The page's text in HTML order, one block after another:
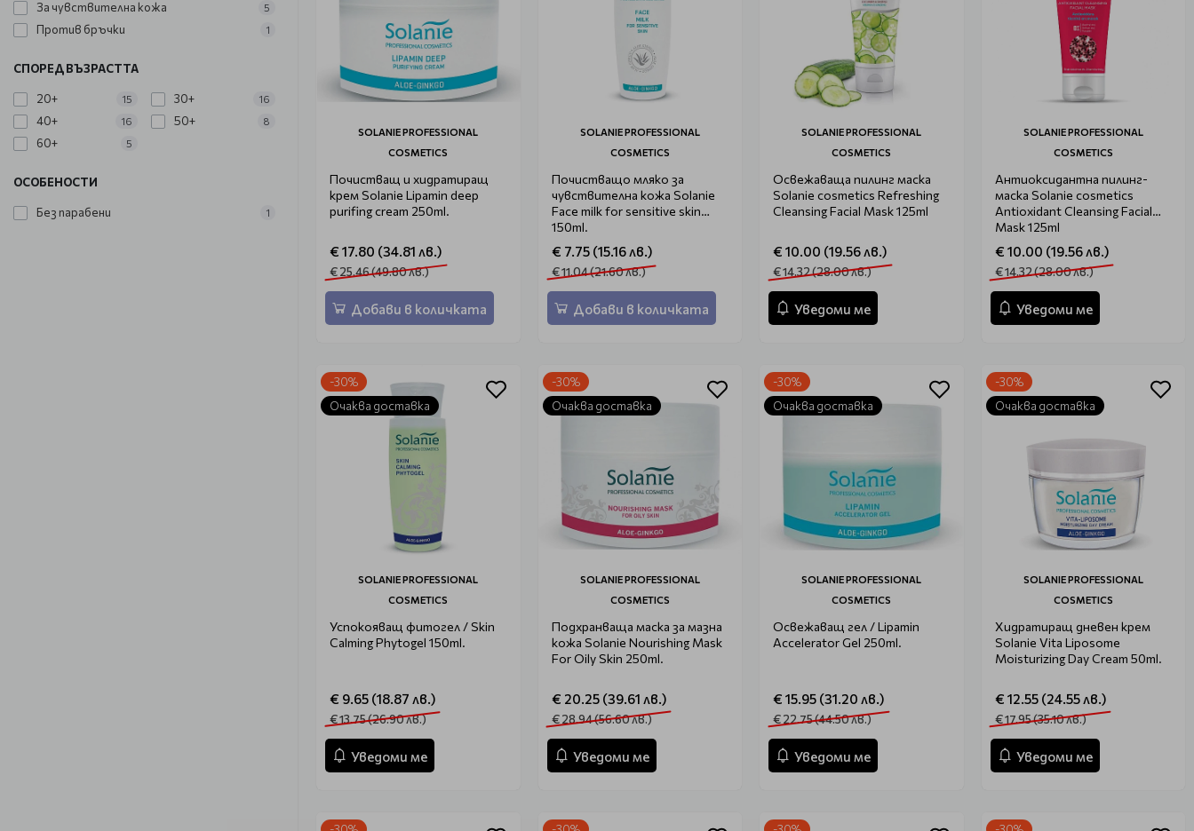
За чувствителна кожа 5
Против бръчки 1
СПОРЕД ВЪЗРАСТТА
20+ 15 30+ 16
40+ 16 50+ 8
60+ 5
ОСОБЕНОСТИ
Без парабени 1
SOLANIE PROFESSIONAL
COSMETICS
Почистващ и хидратиращ
крем Solanie Lipamin deep
purifing cream 250ml.
€ 17.80 (34.81 лв.)
€ 25.46 (49.80 лв.)
Добави в количката
SOLANIE PROFESSIONAL
COSMETICS
Почистващо мляко за
чувствителна кожа Solanie
Face milk for sensitive skin
150ml.
€ 7.75 (15.16 лв.)
€ 11.04 (21.60 лв.)
Добави в количката
SOLANIE PROFESSIONAL
COSMETICS
Освежаваща пилинг маска
Solanie cosmetics Refreshing
Cleansing Facial Mask 125ml
€ 10.00 (19.56 лв.)
€ 14.32 (28.00 лв.)
Уведоми ме
SOLANIE PROFESSIONAL
COSMETICS
Антиоксидантна пилинг-
маска Solanie cosmetics
Antioxidant Cleansing Facial
Mask 125ml
€ 10.00 (19.56 лв.)
€ 14.32 (28.00 лв.)
Уведоми ме
-30%
Очаква доставка
SOLANIE PROFESSIONAL
COSMETICS
Успокояващ фитогел / Skin
Calming Phytogel 150ml.
€ 9.65 (18.87 лв.)
€ 13.75 (26.90 лв.)
Уведоми ме
-30%
Очаква доставка
SOLANIE PROFESSIONAL
COSMETICS
Подхранваща маска за мазна
кожа Solanie Nourishing Mask
For Oily Skin 250ml.
€ 20.25 (39.61 лв.)
€ 28.94 (56.60 лв.)
Уведоми ме
-30%
Очаква доставка
SOLANIE PROFESSIONAL
COSMETICS
Освежаващ гел / Lipamin
Accelerator Gel 250ml.
€ 15.95 (31.20 лв.)
€ 22.75 (44.50 лв.)
Уведоми ме
-30%
Очаква доставка
SOLANIE PROFESSIONAL
COSMETICS
Хидратиращ дневен крем
Solanie Vita Liposome
Moisturizing Day Cream 50ml.
€ 12.55 (24.55 лв.)
€ 17.95 (35.10 лв.)
Уведоми ме